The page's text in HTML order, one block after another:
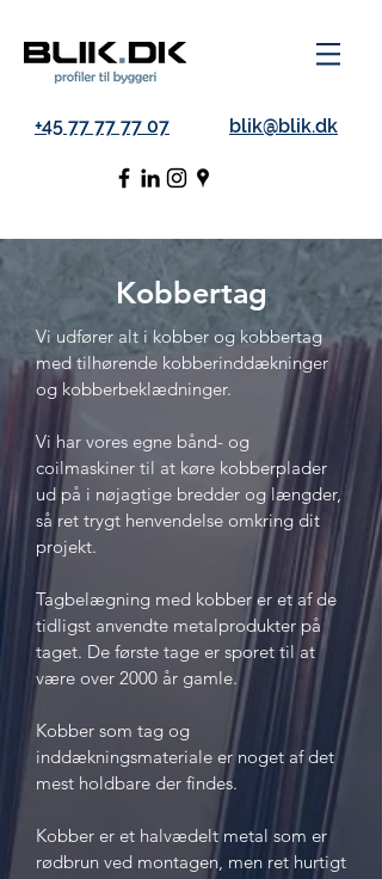
+45 77 77 77 07 blik@blik.dk
Kobbertag
Vi udfører alt i kobber og kobbertag
med tilhørende kobberinddækninger
og kobberbeklædninger.
Vi har vores egne bånd- og
coilmaskiner til at køre kobberplader
ud på i nøjagtige bredder og længder,
så ret trygt henvendelse omkring dit
projekt.
Tagbelægning med kobber er et af de
tidligst anvendte metalprodukter på
taget. De første tage er sporet til at
være over 2000 år gamle.
Kobber som tag og
inddækningsmateriale er noget af det
mest holdbare der findes.
Kobber er et halvædelt metal som er
rødbrun ved montagen, men ret hurtigt